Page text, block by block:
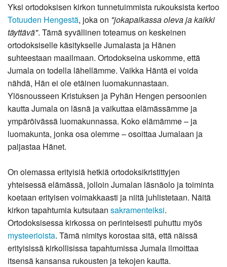
Yksi ortodoksisen kirkon tunnetuimmista rukouksista kertoo
Totuuden Hengestä, joka on "jokapaikassa oleva ja kaikki
täyttävä". Tämä syvällinen toteamus on keskeinen
ortodoksiselle käsitykselle Jumalasta ja Hänen
suhteestaan maailmaan. Ortodokseina uskomme, että
Jumala on todella lähellämme. Vaikka Häntä ei voida
nähdä, Hän ei ole etäinen luomakunnastaan.
Ylösnousseen Kristuksen ja Pyhän Hengen persoonien
kautta Jumala on läsnä ja vaikuttaa elämässämme ja
ympäröivässä luomakunnassa. Koko elämämme – ja
luomakunta, jonka osa olemme – osoittaa Jumalaan ja
paljastaa Hänet.
On olemassa erityisiä hetkiä ortodoksikristittyjen
yhteisessä elämässä, jolloin Jumalan läsnäolo ja toiminta
koetaan erityisen voimakkaasti ja niitä juhlistetaan. Näitä
kirkon tapahtumia kutsutaan sakramenteiksi.
Ortodoksisessa kirkossa on perinteisesti puhuttu myös
mysteerioista. Tämä nimitys korostaa sitä, että näissä
erityisissä kirkollisissa tapahtumissa Jumala ilmoittaa
itsensä kansansa rukousten ja tekojen kautta.